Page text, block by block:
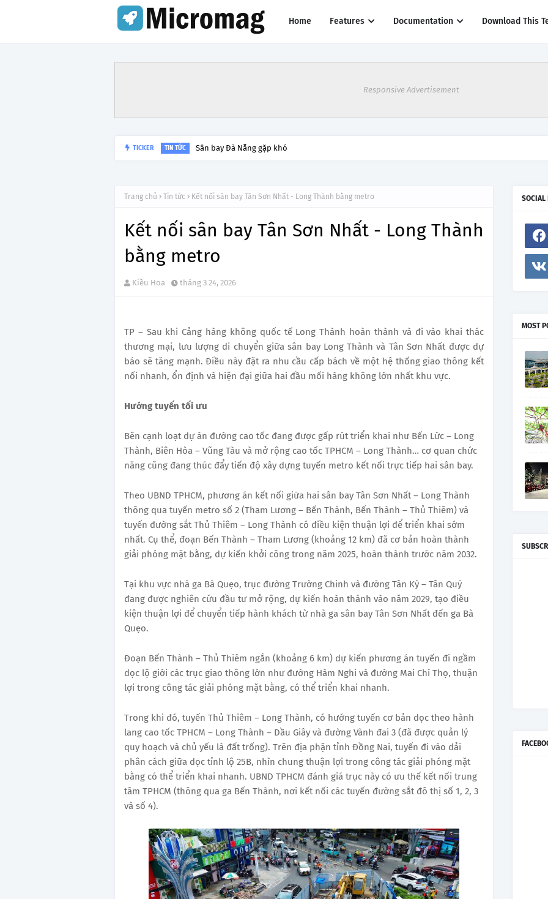
Home Features Documentation Download This
Responsive Advertisement
TICKER TIN TỨC Lý do tạm dừng khai thác một số đường bay từ 1/4
Trang chủ Tin tức Kết nối sân bay Tân Sơn Nhất - Long Thành bằng metro
Kết nối sân bay Tân Sơn Nhất - Long Thành
bằng metro
Kiều Hoa tháng 3 24, 2026
TP – Sau khi Cảng hàng không quốc tế Long Thành hoàn thành và đi vào khai thác
thương mại, lưu lượng di chuyển giữa sân bay Long Thành và Tân Sơn Nhất được dự
báo sẽ tăng mạnh. Điều này đặt ra nhu cầu cấp bách về một hệ thống giao thông kết
nối nhanh, ổn định và hiện đại giữa hai đầu mối hàng không lớn nhất khu vực.
Hướng tuyến tối ưu
Bên cạnh loạt dự án đường cao tốc đang được gấp rút triển khai như Bến Lức – Long
Thành, Biên Hòa – Vũng Tàu và mở rộng cao tốc TPHCM – Long Thành… cơ quan chức
năng cũng đang thúc đẩy tiến độ xây dựng tuyến metro kết nối trực tiếp hai sân bay.
Theo UBND TPHCM, phương án kết nối giữa hai sân bay Tân Sơn Nhất – Long Thành
thông qua tuyến metro số 2 (Tham Lương – Bến Thành, Bến Thành – Thủ Thiêm) và
tuyến đường sắt Thủ Thiêm – Long Thành có điều kiện thuận lợi để triển khai sớm
nhất. Cụ thể, đoạn Bến Thành – Tham Lương (khoảng 12 km) đã cơ bản hoàn thành
giải phóng mặt bằng, dự kiến khởi công trong năm 2025, hoàn thành trước năm 2032.
Tại khu vực nhà ga Bà Quẹo, trục đường Trường Chinh và đường Tân Kỳ – Tân Quý
đang được nghiên cứu đầu tư mở rộng, dự kiến hoàn thành vào năm 2029, tạo điều
kiện thuận lợi để chuyển tiếp hành khách từ nhà ga sân bay Tân Sơn Nhất đến ga Bà
Quẹo.
Đoạn Bến Thành – Thủ Thiêm ngắn (khoảng 6 km) dự kiến phương án tuyến đi ngầm
dọc lộ giới các trục giao thông lớn như đường Hàm Nghi và đường Mai Chí Thọ, thuận
lợi trong công tác giải phóng mặt bằng, có thể triển khai nhanh.
Trong khi đó, tuyến Thủ Thiêm – Long Thành, có hướng tuyến cơ bản dọc theo hành
lang cao tốc TPHCM – Long Thành – Dầu Giây và đường Vành đai 3 (đã được quản lý
quy hoạch và chủ yếu là đất trống). Trên địa phận tỉnh Đồng Nai, tuyến đi vào dải
phân cách giữa dọc tỉnh lộ 25B, nhìn chung thuận lợi trong công tác giải phóng mặt
bằng có thể triển khai nhanh. UBND TPHCM đánh giá trục này có ưu thế kết nối trung
tâm TPHCM (thông qua ga Bến Thành, nơi kết nối các tuyến đường sắt đô thị số 1, 2, 3
và số 4).
SOCIAL
MOST